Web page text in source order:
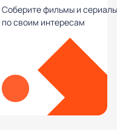
Соберите фильмы и сериалы
по своим интересам